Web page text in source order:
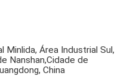
Minlida, Área Industrial Sul,
Nanshan,Cidade de
China